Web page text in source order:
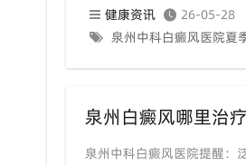
健康资讯
26-05-28
泉州中科白癜风医院夏
泉州白癜风哪里治
泉州中科白癜风医院提醒：